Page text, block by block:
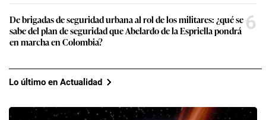
De brigadas de seguridad urbana al rol de los militares: ¿qué se
sabe del plan de seguridad que Abelardo de la Espriella pondrá
en marcha en Colombia?
6
Lo último en Actualidad